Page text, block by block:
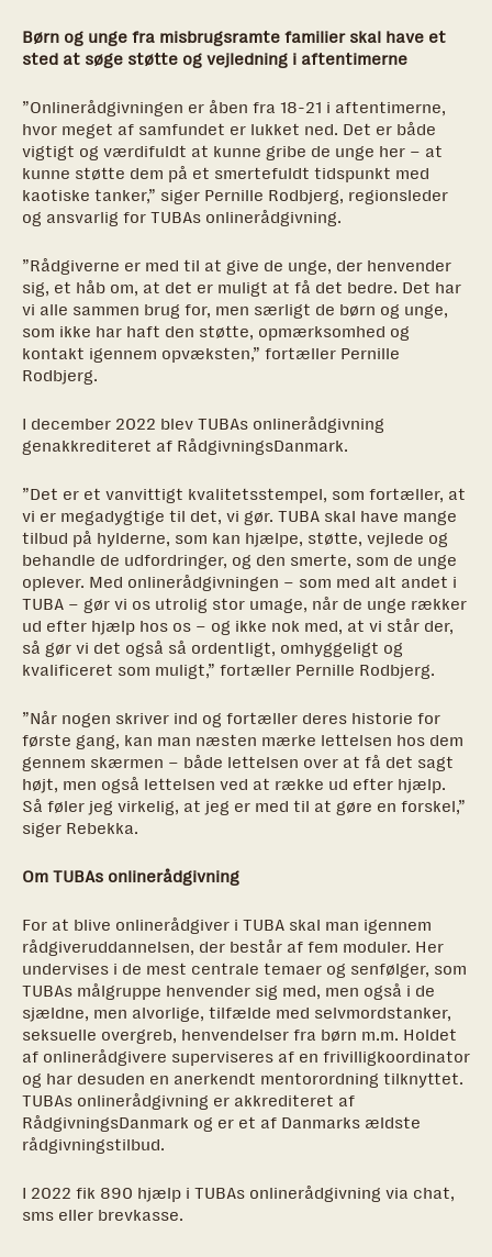
Børn og unge fra misbrugsramte familier skal have et
sted at søge støtte og vejledning i aftentimerne
”Onlinerådgivningen er åben fra 18-21 i aftentimerne,
hvor meget af samfundet er lukket ned. Det er både
vigtigt og værdifuldt at kunne gribe de unge her – at
kunne støtte dem på et smertefuldt tidspunkt med
kaotiske tanker,” siger Pernille Rodbjerg, regionsleder
og ansvarlig for TUBAs onlinerådgivning.
”Rådgiverne er med til at give de unge, der henvender
sig, et håb om, at det er muligt at få det bedre. Det har
vi alle sammen brug for, men særligt de børn og unge,
som ikke har haft den støtte, opmærksomhed og
kontakt igennem opvæksten,” fortæller Pernille
Rodbjerg.
I december 2022 blev TUBAs onlinerådgivning
genakkrediteret af RådgivningsDanmark.
”Det er et vanvittigt kvalitetsstempel, som fortæller, at
vi er megadygtige til det, vi gør. TUBA skal have mange
tilbud på hylderne, som kan hjælpe, støtte, vejlede og
behandle de udfordringer, og den smerte, som de unge
oplever. Med onlinerådgivningen – som med alt andet i
TUBA – gør vi os utrolig stor umage, når de unge rækker
ud efter hjælp hos os – og ikke nok med, at vi står der,
så gør vi det også så ordentligt, omhyggeligt og
kvalificeret som muligt,” fortæller Pernille Rodbjerg.
”Når nogen skriver ind og fortæller deres historie for
første gang, kan man næsten mærke lettelsen hos dem
gennem skærmen – både lettelsen over at få det sagt
højt, men også lettelsen ved at række ud efter hjælp.
Så føler jeg virkelig, at jeg er med til at gøre en forskel,”
siger Rebekka.
Om TUBAs onlinerådgivning
For at blive onlinerådgiver i TUBA skal man igennem
rådgiveruddannelsen, der består af fem moduler. Her
undervises i de mest centrale temaer og senfølger, som
TUBAs målgruppe henvender sig med, men også i de
sjældne, men alvorlige, tilfælde med selvmordstanker,
seksuelle overgreb, henvendelser fra børn m.m. Holdet
af onlinerådgivere superviseres af en frivilligkoordinator
og har desuden en anerkendt mentorordning tilknyttet.
TUBAs onlinerådgivning er akkrediteret af
RådgivningsDanmark og er et af Danmarks ældste
rådgivningstilbud.
I 2022 fik 890 hjælp i TUBAs onlinerådgivning via chat,
sms eller brevkasse.